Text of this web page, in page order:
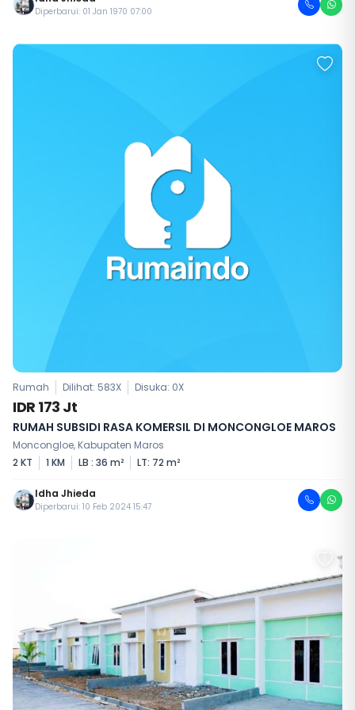
Diperbarui: 01 Jan 1970 07:00
Rumah Dilihat: 583X Disuka: 0X
IDR 173 Jt
RUMAH SUBSIDI RASA KOMERSIL DI MONCONGLOE MAROS
Moncongloe, Kabupaten Maros
2 KT
1 KM LB : 36 m² LT: 72 m²
Idha Jhieda
Diperbarui: 10 Feb 2024 15:47